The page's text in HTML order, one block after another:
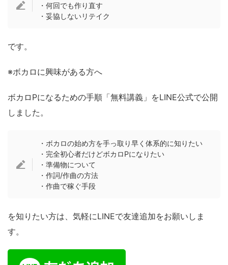
・何回でも作り直す
・妥協しないリテイク
です。
※ボカロに興味がある方へ
ボカロPになるための手順「無料講義」をLINE公式で公開
しました。
・ボカロの始め方を手っ取り早く体系的に知りたい
・完全初心者だけどボカロPになりたい
・準備物について
・作詞/作曲の方法
・作曲で稼ぐ手段
を知りたい方は、気軽にLINEで友達追加をお願いしま
す。